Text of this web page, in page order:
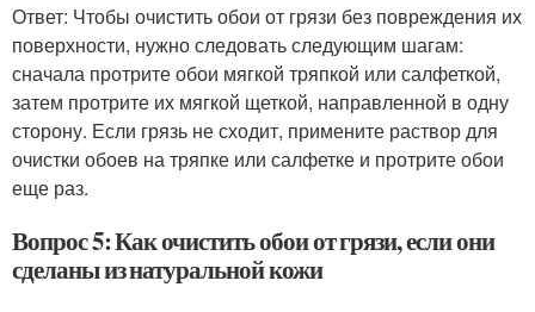
Ответ: Чтобы очистить обои от грязи без повреждения их
поверхности, нужно следовать следующим шагам:
сначала протрите обои мягкой тряпкой или салфеткой,
затем протрите их мягкой щеткой, направленной в одну
сторону. Если грязь не сходит, примените раствор для
очистки обоев на тряпке или салфетке и протрите обои
еще раз.
Вопрос 5: Как очистить обои от грязи, если они
сделаны из натуральной кожи